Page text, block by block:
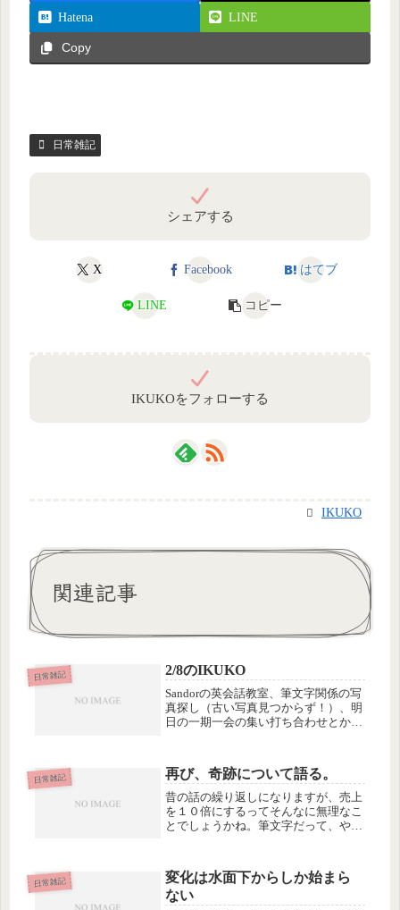
Hatena LINE
Copy
日常雑記
シェアする
X Facebook はてブ
LINE コピー
IKUKOをフォローする
IKUKO
関連記事
日常雑記 2/8のIKUKO
Sandorの英会話教室、筆文字関係の写
真探し（古い写真見つからず！）、明
日の一期一会の集い打ち合わせとか、
いいかも。▽講師の重村先生の作品風
景画は絵手紙の域を超えてます。...
日常雑記 再び、奇跡について語る。
昔の話の繰り返しになりますが、売上
を１０倍にするってそんなに無理なこ
とでしょうかね。筆文字だって、やり
にも増えたんですけどね。過去にはで
きたけどこれからはできないという、
そ...
日常雑記
変化は水面下からしか始まら
ない